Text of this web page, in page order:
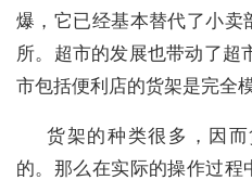
爆，它已经基本替代了小
所。超市的发展也带动了超
市包括便利店的货架是完全
货架的种类很多，因
的。那么在实际的操作过